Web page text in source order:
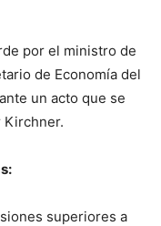
por el ministro de
de Economía del
un acto que se
Kirchner.
superiores a